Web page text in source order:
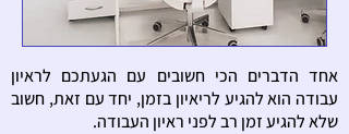
אחד הדברים הכי חשובים עם הגעתכם לראיון
עבודה הוא להגיע לריאיון בזמן, יחד עם זאת, חשוב
שלא להגיע זמן רב לפני ראיון העבודה.